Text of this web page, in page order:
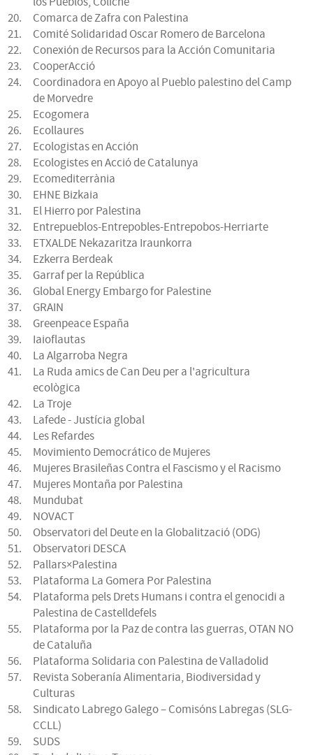
Comarca de Zafra con Palestina
Comité Solidaridad Oscar Romero de Barcelona
Conexión de Recursos para la Acción Comunitaria
CooperAcció
Coordinadora en Apoyo al Pueblo palestino del Camp
de Morvedre
Ecogomera
Ecollaures
Ecologistas en Acción
Ecologistes en Acció de Catalunya
Ecomediterrània
EHNE Bizkaia
El Hierro por Palestina
Entrepueblos-Entrepobles-Entrepobos-Herriarte
ETXALDE Nekazaritza Iraunkorra
Ezkerra Berdeak
Garraf per la República
Global Energy Embargo for Palestine
GRAIN
Greenpeace España
Iaioflautas
La Algarroba Negra
La Ruda amics de Can Deu per a l'agricultura
ecològica
La Troje
Lafede - Justícia global
Les Refardes
Movimiento Democrático de Mujeres
Mujeres Brasileñas Contra el Fascismo y el Racismo
Mujeres Montaña por Palestina
Mundubat
NOVACT
Observatori del Deute en la Globalització (ODG)
Observatori DESCA
Pallars×Palestina
Plataforma La Gomera Por Palestina
Plataforma pels Drets Humans i contra el genocidi a
Palestina de Castelldefels
Plataforma por la Paz de contra las guerras, OTAN NO
de Cataluña
Plataforma Solidaria con Palestina de Valladolid
Revista Soberanía Alimentaria, Biodiversidad y
Culturas
Sindicato Labrego Galego – Comisóns Labregas (SLG-
CCLL)
SUDS